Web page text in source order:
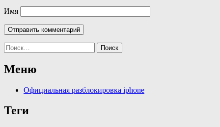
Имя
Найти:
Меню
Официальная разблокировка iphone
Теги